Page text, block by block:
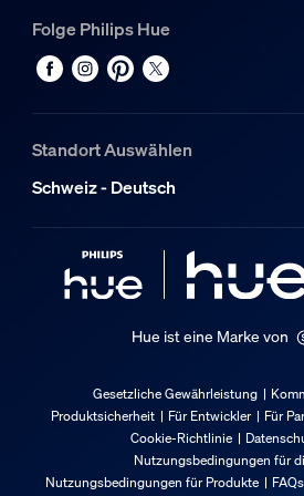
Farbe
Weiß
Weiß
Zusatzfunktion/
Schwenkbarer Spotkopf
LED integriert
Produktmontage mit einer
Folge Philips Hue
Standort Auswählen
Schweiz - Deutsch
Hue ist eine Marke von
Gesetzliche Gewährleistung
Produktsicherheit
Für Entwickler Für
Cookie-Richtlinie
Nutzungsbedingungen für
Nutzungsbedingungen für Produkte
FAQs